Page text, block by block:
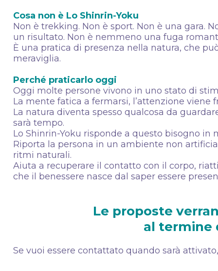
Cosa non è Lo Shinrin-Yoku
Non è trekking. Non è sport. Non è una gara.
un risultato. Non è nemmeno una fuga
È una pratica di presenza nella natura, che
meraviglia.
Perché praticarlo oggi
Oggi molte persone vivono in uno stato di
La mente fatica a fermarsi, l’attenzione viene
La natura diventa spesso qualcosa da
sarà tempo.
Lo Shinrin-Yoku risponde a questo bisogno in
Riporta la persona in un ambiente non
ritmi naturali.
Aiuta a recuperare il contatto con il corpo,
che il benessere nasce dal saper essere
Le proposte
al termine
Se vuoi essere contattato quando sarà